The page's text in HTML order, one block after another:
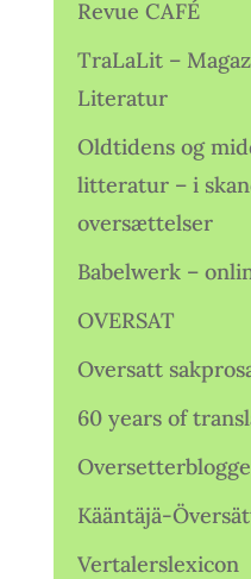
Revue CAFÉ
TraLaLit –
Literatur
Oldtidens og
litteratur – i
oversættelser
Babelwerk –
OVERSAT
Oversatt
60 years of
Kääntäjä-
Vertalerslexicon